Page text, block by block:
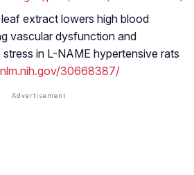
extract lowers high blood
vascular dysfunction and
in L-NAME hypertensive rats
30668387/